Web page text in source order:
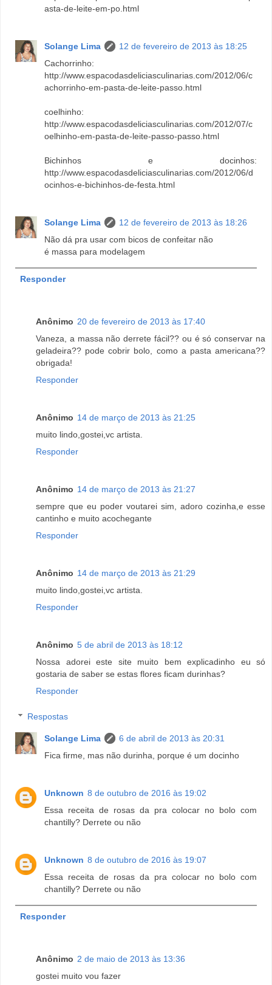
asta-de-leite-em-po.html
Solange Lima
12 de fevereiro de 2013 às 18:25
Cachorrinho:
http://www.espacodasdeliciasculinarias.com/2012/06/c
achorrinho-em-pasta-de-leite-passo.html
coelhinho:
http://www.espacodasdeliciasculinarias.com/2012/07/c
oelhinho-em-pasta-de-leite-passo-passo.html
Bichinhos e docinhos:
http://www.espacodasdeliciasculinarias.com/2012/06/d
ocinhos-e-bichinhos-de-festa.html
Solange Lima
12 de fevereiro de 2013 às 18:26
Não dá pra usar com bicos de confeitar não
é massa para modelagem
Responder
Anônimo 20 de fevereiro de 2013 às 17:40
Vaneza, a massa não derrete fácil?? ou é só conservar na
geladeira?? pode cobrir bolo, como a pasta americana??
obrigada!
Responder
Anônimo 14 de março de 2013 às 21:25
muito lindo,gostei,vc artista.
Responder
Anônimo 14 de março de 2013 às 21:27
sempre que eu poder voutarei sim, adoro cozinha,e esse
cantinho e muito acochegante
Responder
Anônimo 14 de março de 2013 às 21:29
muito lindo,gostei,vc artista.
Responder
Anônimo 5 de abril de 2013 às 18:12
Nossa adorei este site muito bem explicadinho eu só
gostaria de saber se estas flores ficam durinhas?
Responder
Respostas
Solange Lima
6 de abril de 2013 às 20:31
Fica firme, mas não durinha, porque é um docinho
Unknown 8 de outubro de 2016 às 19:02
Essa receita de rosas da pra colocar no bolo com
chantilly? Derrete ou não
Unknown 8 de outubro de 2016 às 19:07
Essa receita de rosas da pra colocar no bolo com
chantilly? Derrete ou não
Responder
Anônimo 2 de maio de 2013 às 13:36
gostei muito vou fazer